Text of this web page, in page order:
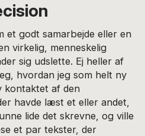
et godt samarbejde eller en
virkelig, menneskelig
sig udslette. Ej heller af
hvordan jeg som helt ny
kontaktet af den
havde læst et eller andet,
lide det skrevne, og ville
et par tekster, der